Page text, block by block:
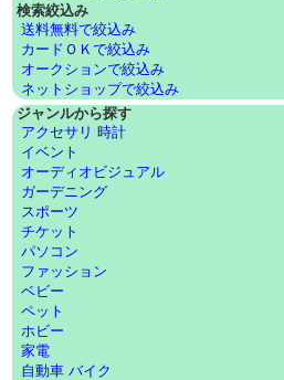
検索絞込み
送料無料で絞込み
カードＯＫで絞込み
オークションで絞込み
ネットショップで絞込み
ジャンルから探す
アクセサリ 時計
イベント
オーディオビジュアル
ガーデニング
スポーツ
チケット
パソコン
ファッション
ベビー
ペット
ホビー
家電
自動車 バイク